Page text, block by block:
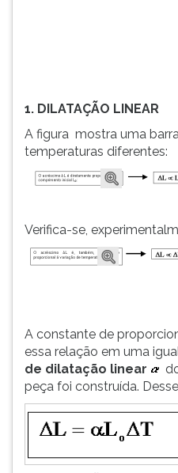
Para
principal
tecla
para
ouvir
essa
instrução
novamente.
1. DILATAÇÃO LINEAR
A figura mostra uma
temperaturas diferentes:
Verifica-se,
A constante de
essa relação em uma
de dilatação linear
peça foi construída.